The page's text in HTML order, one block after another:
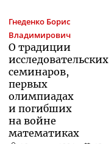
Гнеденко Борис
Владимирович
О традиции
исследовательских
семинаров,
первых
олимпиадах
и погибших
на войне
математиках